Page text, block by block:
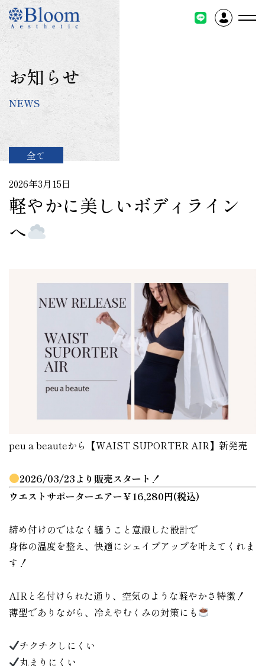
コ
テ
ン
ツ
に
キ
お知らせ
NEWS
全て
2026年3月15日
軽やかに美しいボディライン
へ
peu a beauteから【WAIST SUPORTER AIR】新発売
2026/03/23より販売スタート！
ウエストサポーターエアー￥16,280円(税込)
締め付けのではなく纏うこと意識した設計で
身体の温度を整え、快適にシェイプアップを叶えてくれま
す！
AIRと名付けられた通り、空気のような軽やかさ特徴！
薄型でありながら、冷えやむくみの対策にも
チクチクしにくい
丸まりにくい